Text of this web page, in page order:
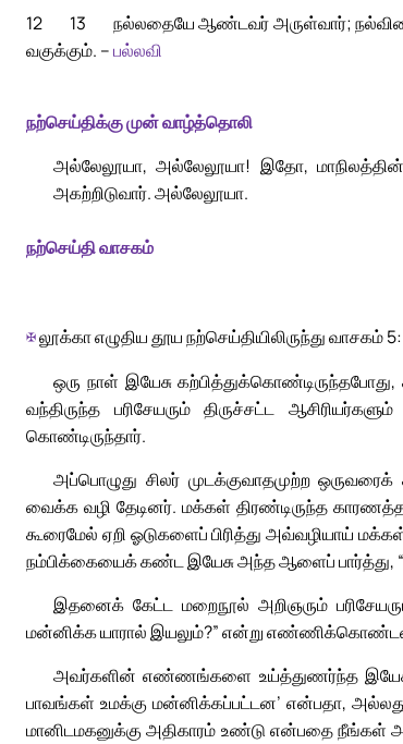
12
நல்லதையே ஆண்டவர் அருள்வார்;
13
வகுக்கும். –பல்லவி
நற்செய்திக்கு முன் வாழ்த்தொலி
அல்லேலூயா, அல்லேலூயா! இதோ,
அகற்றிடுவார். அல்லேலூயா.
நற்செய்தி வாசகம்
✠லூக்கா எழுதிய தூய நற்செய்தியிலிருந்து வாசகம்
ஒரு நாள் இயேசு கற்பித்துக்கொண்டிருந்தபோது,
வந்திருந்த பரிசேயரும் திருச்சட்ட
கொண்டிருந்தார்.
அப்பொழுது சிலர் முடக்குவாதமுற்ற
வைக்க வழி தேடினர். மக்கள் திரண்டிருந்த
கூரைமேல் ஏறி ஓடுகளைப் பிரித்து அவ்வழியாய்
நம்பிக்கையைக் கண்ட இயேசு அந்த ஆளைப் பார்த்து,
இதனைக் கேட்ட மறைநூல் அறிஞரும்
மன்னிக்க யாரால் இயலும்?” என்று
அவர்களின் எண்ணங்களை உய்த்துணர்ந்த
பாவங்கள் உமக்கு மன்னிக்கப்பட்டன’ என்பதா,
மானிடமகனுக்கு அதிகாரம் உண்டு என்பதை நீங்கள்